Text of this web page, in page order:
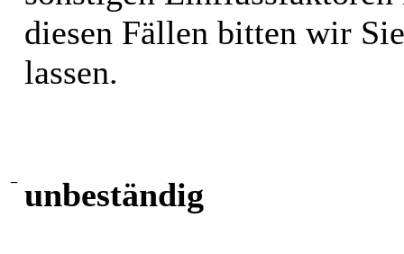
diesen Fällen bitten wir
lassen.
− unbeständig